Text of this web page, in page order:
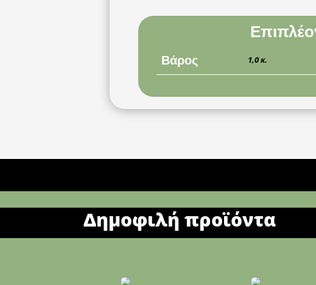
Βάρος 1,0 κ.
Δημοφιλή προϊόντα